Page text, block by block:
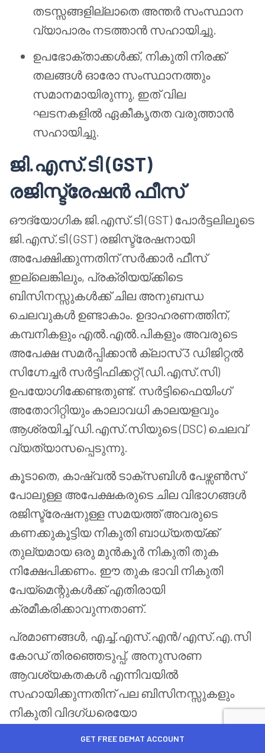
തടസ്സങ്ങളില്ലാതെ അന്തർ സംസ്ഥാന
വ്യാപാരം നടത്താൻ സഹായിച്ചു.
ഉപഭോക്താക്കൾക്ക്, നികുതി നിരക്ക്
തലങ്ങൾ ഓരോ സംസ്ഥാനത്തും
സമാനമായിരുന്നു, ഇത് വില
ഘടനകളിൽ ഏകീകൃതത വരുത്താൻ
സഹായിച്ചു.
ജി.എസ്.ടി (GST)
രജിസ്ട്രേഷൻ ഫീസ്
ഔദ്യോഗിക ജി.എസ്.ടി (GST) പോർട്ടലിലൂടെ
ജി.എസ്.ടി (GST) രജിസ്ട്രേഷനായി
അപേക്ഷിക്കുന്നതിന് സർക്കാർ ഫീസ്
ഇല്ലെങ്കിലും, പ്രക്രിയയ്ക്കിടെ
ബിസിനസ്സുകൾക്ക് ചില അനുബന്ധ
ചെലവുകൾ ഉണ്ടാകാം. ഉദാഹരണത്തിന്,
കമ്പനികളും എൽ.എൽ.പികളും അവരുടെ
അപേക്ഷ സമർപ്പിക്കാൻ ക്ലാസ് 3 ഡിജിറ്റൽ
സിഗ്നേച്ചർ സർട്ടിഫിക്കറ്റ് (ഡി.എസ്.സി)
ഉപയോഗിക്കേണ്ടതുണ്ട്. സർട്ടിഫൈയിംഗ്
അതോറിറ്റിയും കാലാവധി കാലയളവും
ആശ്രയിച്ച് ഡി.എസ്.സിയുടെ (DSC) ചെലവ്
വ്യത്യാസപ്പെടുന്നു.
കൂടാതെ, കാഷ്വൽ ടാക്സബിൾ പേഴ്സൺസ്
പോലുള്ള അപേക്ഷകരുടെ ചില വിഭാഗങ്ങൾ
രജിസ്ട്രേഷനുള്ള സമയത്ത് അവരുടെ
കണക്കുകൂട്ടിയ നികുതി ബാധ്യതയ്ക്ക്
തുല്യമായ ഒരു മുൻകൂർ നികുതി തുക
നിക്ഷേപിക്കണം. ഈ തുക ഭാവി നികുതി
പേയ്‌മെന്റുകൾക്ക് എതിരായി
ക്രമീകരിക്കാവുന്നതാണ്.
പ്രമാണങ്ങൾ, എച്ച്.എസ്.എൻ/എസ്.എ.സി
കോഡ് തിരഞ്ഞെടുപ്പ്, അനുസരണ
ആവശ്യകതകൾ എന്നിവയിൽ
സഹായിക്കുന്നതിന് പല ബിസിനസ്സുകളും
നികുതി വിദഗ്ധരെയോ
GET FREE DEMAT ACCOUNT